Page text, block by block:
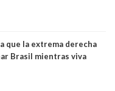
que la extrema derecha
Brasil mientras viva